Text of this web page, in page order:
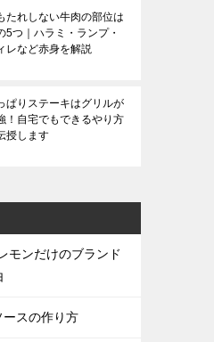
たれしない牛肉の部位は
5つ｜ハラミ・ランプ・
レなど赤身を解説
ぱりステーキはグリルが
！自宅でもできるやり方
授します
モンだけのブランド
ースの作り方